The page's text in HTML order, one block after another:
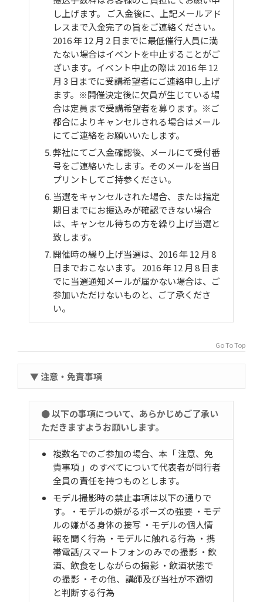
し上げます。 ご入金後に、上記メールアド
レスまで入金完了の旨をご連絡ください。
2016 年 12 月 2 日までに最低催行人員に満
たない場合はイベントを中止することがご
ざいます。イベント中止の際は 2016 年 12
月 3 日までに受講希望者にご連絡申し上げ
ます。※開催決定後に欠員が生じている場
合は定員まで受講希望者を募ります。※ご
都合によりキャンセルされる場合はメール
にてご連絡をお願いいたします。
弊社にてご入金確認後、メールにて受付番
号をご連絡いたします。そのメールを当日
プリントしてご持参ください。
当選をキャンセルされた場合、または指定
期日までにお振込みが確認できない場合
は、キャンセル待ちの方を繰り上げ当選と
致します。
開催時の繰り上げ当選は、2016 年 12 月 8
日までおこないます。 2016 年 12 月 8 日ま
でに当選通知メールが届かない場合は、ご
参加いただけないものと、ご了承くださ
い。
Go To Top
▼ 注意・免責事項
● 以下の事項について、あらかじめご了承い
ただきますようお願いします。
複数名でのご参加の場合、本「 注意、免
責事項 」のすべてについて代表者が同行者
全員の責任を持つものとします。
モデル撮影時の禁止事項は以下の通りで
す。
・モデルの嫌がるポーズの強要 ・モデ
ルの嫌がる身体の接写 ・モデルの個人情
報を聞く行為 ・モデルに触れる行為 ・携
帯電話/スマートフォンのみでの撮影 ・飲
酒、飲食をしながらの撮影 ・飲酒状態で
の撮影 ・その他、講師及び当社が不適切
と判断する行為